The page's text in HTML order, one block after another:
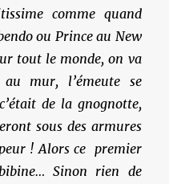
comme quand
ou Prince au New
tout le monde, on va
mur, l’émeute se
de la gnognotte,
sous des armures
! Alors ce premier
Sinon rien de